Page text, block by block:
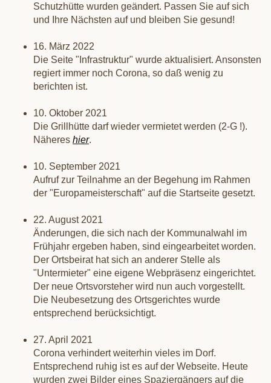
Schutzhütte wurden geändert. Passen Sie auf sich
und Ihre Nächsten auf und bleiben Sie gesund!
16. März 2022
Die Seite "Infrastruktur" wurde aktualisiert. Ansonsten
regiert immer noch Corona, so daß wenig zu
berichten ist.
10. Oktober 2021
Die Grillhütte darf wieder vermietet werden (2-G !).
Näheres hier.
10. September 2021
Aufruf zur Teilnahme an der Begehung im Rahmen
der "Europameisterschaft" auf die Startseite gesetzt.
22. August 2021
Änderungen, die sich nach der Kommunalwahl im
Frühjahr ergeben haben, sind eingearbeitet worden.
Der Ortsbeirat hat sich an anderer Stelle als
"Untermieter" eine eigene Webpräsenz eingerichtet.
Der neue Ortsvorsteher wird nun auch vorgestellt.
Die Neubesetzung des Ortsgerichtes wurde
entsprechend berücksichtigt.
27. April 2021
Corona verhindert weiterhin vieles im Dorf.
Entsprechend ruhig ist es auf der Webseite. Heute
wurden zwei Bilder eines Spaziergängers auf die